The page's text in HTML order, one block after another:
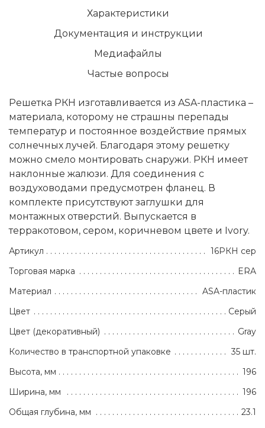
Характеристики
Документация и инструкции
Медиафайлы
Частые вопросы
Решетка РКН изготавливается из ASA-пластика –
материала, которому не страшны перепады
температур и постоянное воздействие прямых
солнечных лучей. Благодаря этому решетку
можно смело монтировать снаружи. РКН имеет
наклонные жалюзи. Для соединения с
воздуховодами предусмотрен фланец. В
комплекте присутствуют заглушки для
монтажных отверстий. Выпускается в
терракотовом, сером, коричневом цвете и Ivory.
Артикул
16РКН сер
Торговая марка
ERA
Материал
ASA-пластик
Цвет
Серый
Цвет (декоративный)
Gray
Количество в транспортной упаковке
35 шт.
Высота, мм
196
Ширина, мм
196
Общая глубина, мм
23.1